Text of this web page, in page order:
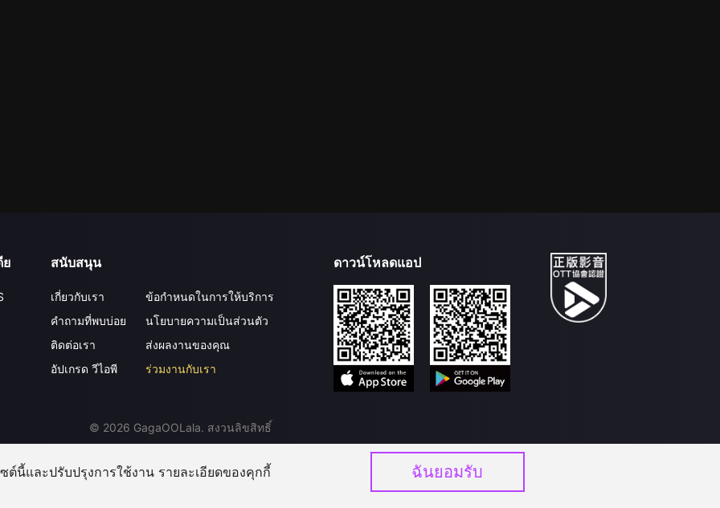
ย สนับสนุน
เกี่ยวกับเรา
คำถามที่พบบ่อย
ติดต่อเรา
อัปเกรด วีไอพี
ข้อกำหนดในการให้บริการ
นโยบายความเป็นส่วนตัว
ส่งผลงานของคุณ
ร่วมงานกับเรา
ดาวน์โหลดแอป
© 2026 GagaOOLala. สงวนลิขสิทธิ์
ต์นี้และปรับปรุงการใช้งาน รายละเอียดของคุกกี้ ฉันยอมรับ